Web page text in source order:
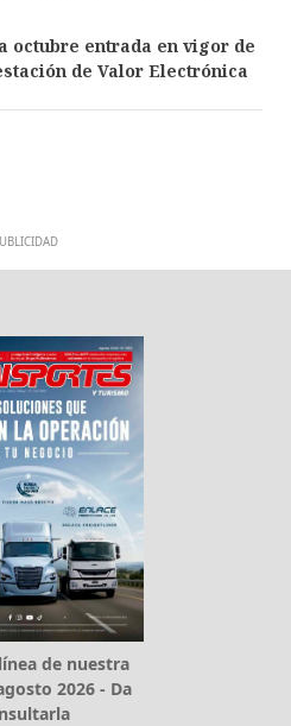
octubre entrada en vigor de
de Valor Electrónica
de nuestra
2026 - Da